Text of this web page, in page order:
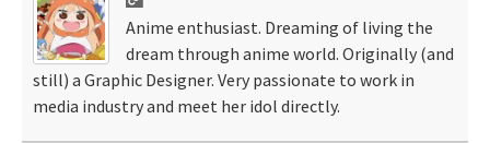
Anime enthusiast. Dreaming of living the
dream through anime world. Originally (and
still) a Graphic Designer. Very passionate to work in
media industry and meet her idol directly.